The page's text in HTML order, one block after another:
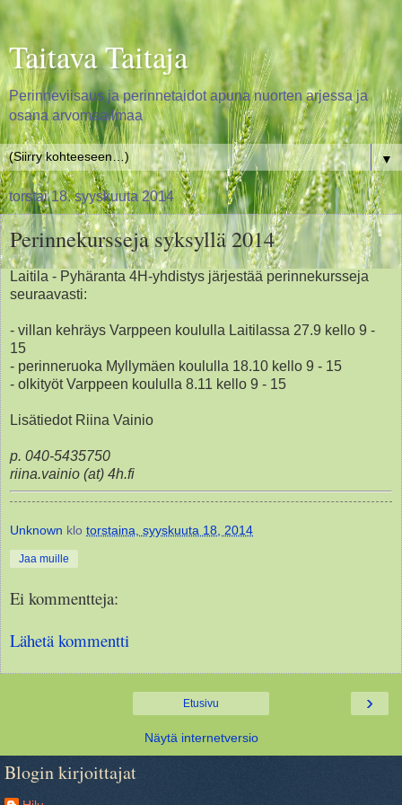
Taitava Taitaja
Perinneviisaus ja perinnetaidot apuna nuorten arjessa ja
osana arvomaailmaa
▼
torstai 18. syyskuuta 2014
Perinnekursseja syksyllä 2014
Laitila - Pyhäranta 4H-yhdistys järjestää perinnekursseja
seuraavasti:
- villan kehräys Varppeen koululla Laitilassa 27.9 kello 9 -
15
- perinneruoka Myllymäen koululla 18.10 kello 9 - 15
- olkityöt Varppeen koululla 8.11 kello 9 - 15
Lisätiedot Riina Vainio
p. 040-5435750
riina.vainio (at) 4h.fi
Unknown klo torstaina, syyskuuta 18, 2014
Jaa muille
Ei kommentteja:
Lähetä kommentti
›
Etusivu
Näytä internetversio
Blogin kirjoittajat